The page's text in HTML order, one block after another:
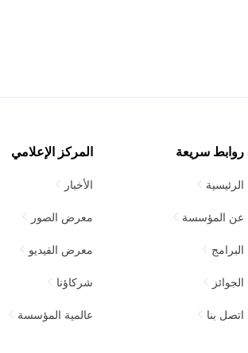
روابط سريعة
الرئيسية
عن المؤسسة
البرامج
الجوائز
اتصل بنا
المركز الإعلامي
الأخبار
معرض الصور
معرض الفيديو
شركاؤنا
عالمية المؤسسة